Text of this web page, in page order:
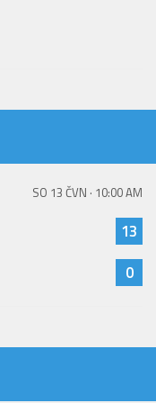
SO 13 ČVN · 10:00 AM
13
0